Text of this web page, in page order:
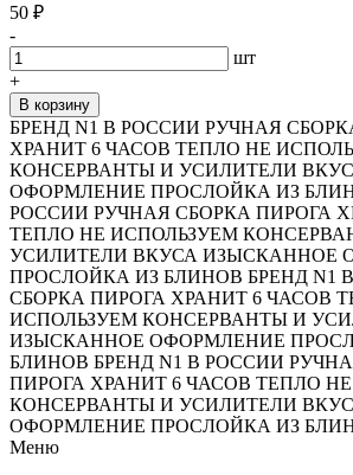
50 ₽
-
шт
+
В корзину
БРЕНД N1 В РОССИИ РУЧНАЯ
ХРАНИТ 6 ЧАСОВ ТЕПЛО НЕ
КОНСЕРВАНТЫ И УСИЛИТЕЛИ
ОФОРМЛЕНИЕ ПРОСЛОЙКА ИЗ
РОССИИ РУЧНАЯ СБОРКА ПИРОГА
ТЕПЛО НЕ ИСПОЛЬЗУЕМ
УСИЛИТЕЛИ ВКУСА ИЗЫСКАННОЕ
ПРОСЛОЙКА ИЗ БЛИНОВ БРЕНД N1
СБОРКА ПИРОГА ХРАНИТ 6 ЧАСОВ
ИСПОЛЬЗУЕМ КОНСЕРВАНТЫ И
ИЗЫСКАННОЕ ОФОРМЛЕНИЕ
БЛИНОВ БРЕНД N1 В РОССИИ
ПИРОГА ХРАНИТ 6 ЧАСОВ ТЕПЛО
КОНСЕРВАНТЫ И УСИЛИТЕЛИ
ОФОРМЛЕНИЕ ПРОСЛОЙКА ИЗ
Меню